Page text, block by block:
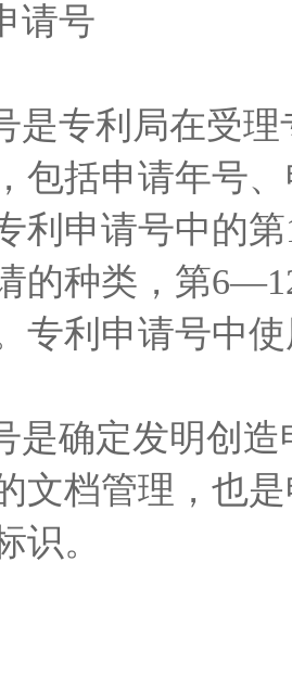
号
专利局在受理
包括申请年号
利申请号中的
的种类，第
专利申请号中
确定发明创造
文档管理，也
识。